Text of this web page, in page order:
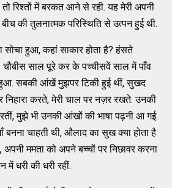
रिश्तों में बरकत आने से रही. यह मेरी अपनी
की तुलनात्मक परिस्थिति से उत्पन हुई थी.
हुआ, कहां साकार होता है? हंसते
साल पूरे कर के पच्चीसवें साल में पाँव
हुआ. सबकी आंखें मुझपर टिकी हुई थीं, सुखद
करते, मेरी चाल पर नज़र रखते. उनकी
मुझे भी उनकी आंखों की भाषा पढ़नी आ गई.
बनना चाहती थी, औलाद का सुख क्या होता है
ममता को अपने बच्चों पर निछावर करना
में धरी की धरी रहीं.